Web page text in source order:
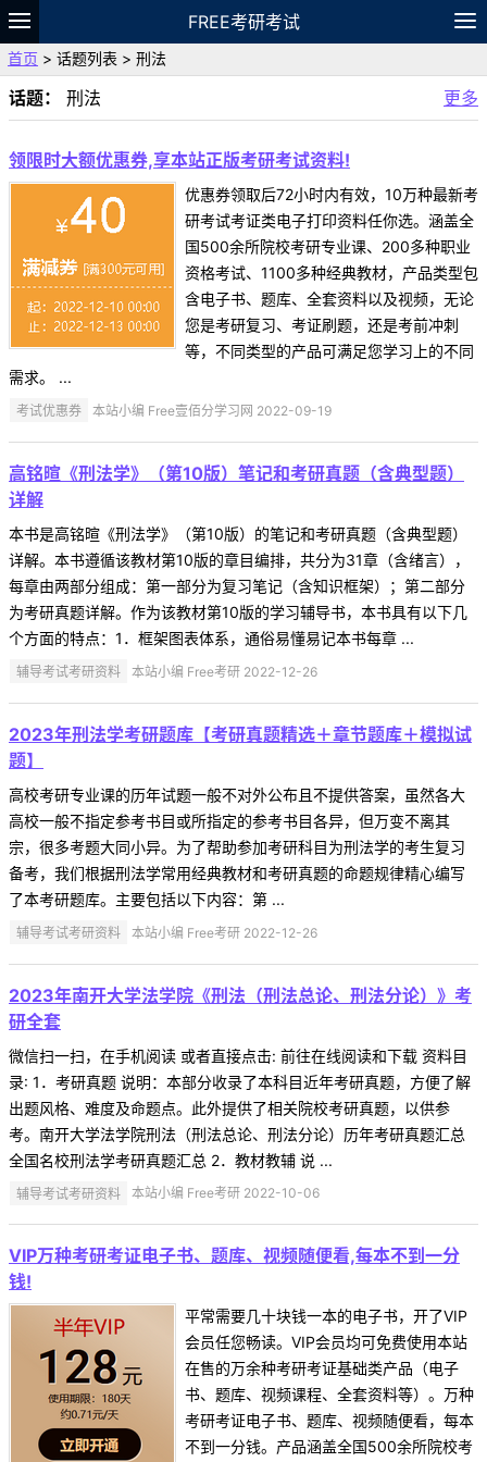
FREE考研考试
题库
故事 专题
VIP
资料
首页 > 话题列表 > 刑法
话题： 刑法 更多
领限时大额优惠券,享本站正版考研考试资料!
优惠券领取后72小时内有效，10万种最新考
研考试考证类电子打印资料任你选。涵盖全
国500余所院校考研专业课、200多种职业
资格考试、1100多种经典教材，产品类型包
含电子书、题库、全套资料以及视频，无论
您是考研复习、考证刷题，还是考前冲刺
等，不同类型的产品可满足您学习上的不同
需求。 ...
考试优惠券 本站小编 Free壹佰分学习网 2022-09-19
高铭暄《刑法学》（第10版）笔记和考研真题（含典型题）
详解
本书是高铭暄《刑法学》（第10版）的笔记和考研真题（含典型题）
详解。本书遵循该教材第10版的章目编排，共分为31章（含绪言），
每章由两部分组成：第一部分为复习笔记（含知识框架）；第二部分
为考研真题详解。作为该教材第10版的学习辅导书，本书具有以下几
个方面的特点：1．框架图表体系，通俗易懂易记本书每章 ...
辅导考试考研资料 本站小编 Free考研 2022-12-26
2023年刑法学考研题库【考研真题精选＋章节题库＋模拟试
题】
高校考研专业课的历年试题一般不对外公布且不提供答案，虽然各大
高校一般不指定参考书目或所指定的参考书目各异，但万变不离其
宗，很多考题大同小异。为了帮助参加考研科目为刑法学的考生复习
备考，我们根据刑法学常用经典教材和考研真题的命题规律精心编写
了本考研题库。主要包括以下内容：第 ...
辅导考试考研资料 本站小编 Free考研 2022-12-26
2023年南开大学法学院《刑法（刑法总论、刑法分论）》考
研全套
微信扫一扫，在手机阅读 或者直接点击: 前往在线阅读和下载 资料目
录: 1．考研真题 说明：本部分收录了本科目近年考研真题，方便了解
出题风格、难度及命题点。此外提供了相关院校考研真题，以供参
考。南开大学法学院刑法（刑法总论、刑法分论）历年考研真题汇总
全国名校刑法学考研真题汇总 2．教材教辅 说 ...
辅导考试考研资料 本站小编 Free考研 2022-10-06
VIP万种考研考证电子书、题库、视频随便看,每本不到一分
钱!
平常需要几十块钱一本的电子书，开了VIP
会员任您畅读。VIP会员均可免费使用本站
在售的万余种考研考证基础类产品（电子
书、题库、视频课程、全套资料等）。万种
考研考证电子书、题库、视频随便看，每本
不到一分钱。产品涵盖全国500余所院校考